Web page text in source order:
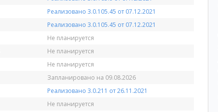
Реализовано 3.0.105.45 от 07.12.2021
Реализовано 3.0.105.45 от 07.12.2021
Не планируется
Не планируется
Не планируется
Запланировано на 09.08.2026
Реализовано 3.0.211 от 26.11.2021
Не планируется